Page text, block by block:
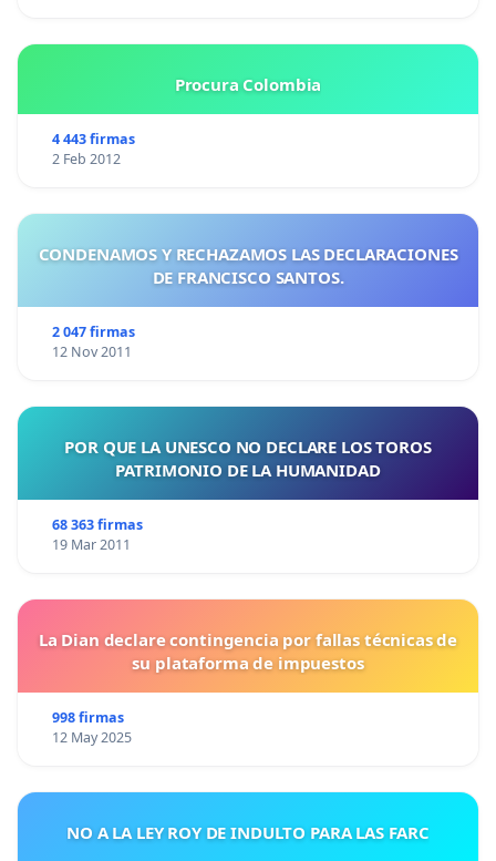
Procura Colombia
4 443 firmas
2 Feb 2012
CONDENAMOS Y RECHAZAMOS LAS DECLARACIONES
DE FRANCISCO SANTOS.
2 047 firmas
12 Nov 2011
POR QUE LA UNESCO NO DECLARE LOS TOROS
PATRIMONIO DE LA HUMANIDAD
68 363 firmas
19 Mar 2011
La Dian declare contingencia por fallas técnicas de
su plataforma de impuestos
998 firmas
12 May 2025
NO A LA LEY ROY DE INDULTO PARA LAS FARC